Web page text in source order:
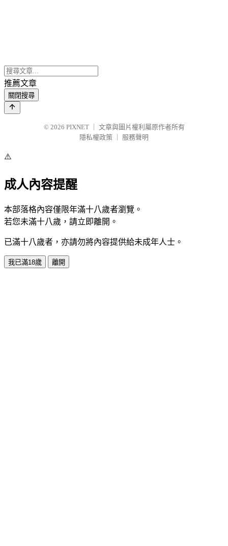
推薦文章
關閉搜尋
© 2026 PIXNET
文章與圖片權利屬原作者所有
隱私權政策
服務聲明
⚠️
成人內容提醒
本部落格內容僅限年滿十八歲者瀏覽。
若您未滿十八歲，請立即離開。
已滿十八歲者，亦請勿將內容提供給未成年人士。
我已滿18歲 離開